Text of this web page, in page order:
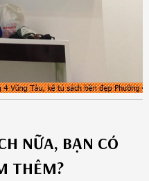
NỮA, BẠN CÓ
THÊM?